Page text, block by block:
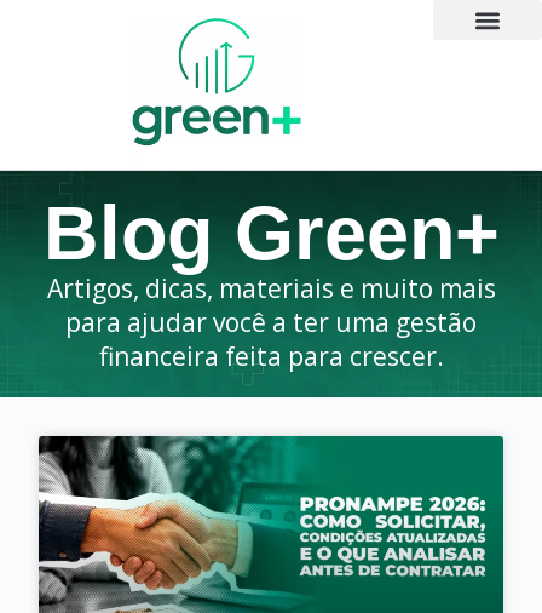
Blog Green+
Artigos, dicas, materiais e muito mais
para ajudar você a ter uma gestão
financeira feita para crescer.